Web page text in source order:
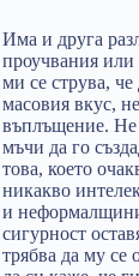
Има и друга
проучвания или
ми се струва,
масовия вкус,
въплъщение. Не
мъчи да го
това, което
никакво
и
сигурност
трябва да му се